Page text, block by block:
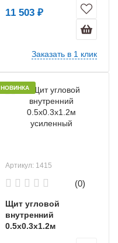
11 503 ₽
Заказать в 1 клик
НОВИНКА
Артикул: 1415
(0)
Щит угловой
внутренний
0.5х0.3х1.2м